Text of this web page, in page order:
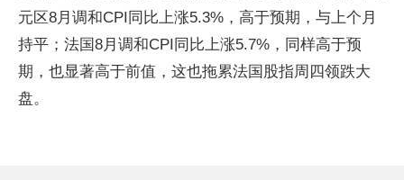
元区8月调和CPI同比上涨5.3%，高于预期，与上个月
持平；法国8月调和CPI同比上涨5.7%，同样高于预
期，也显著高于前值，这也拖累法国股指周四领跌大
盘。